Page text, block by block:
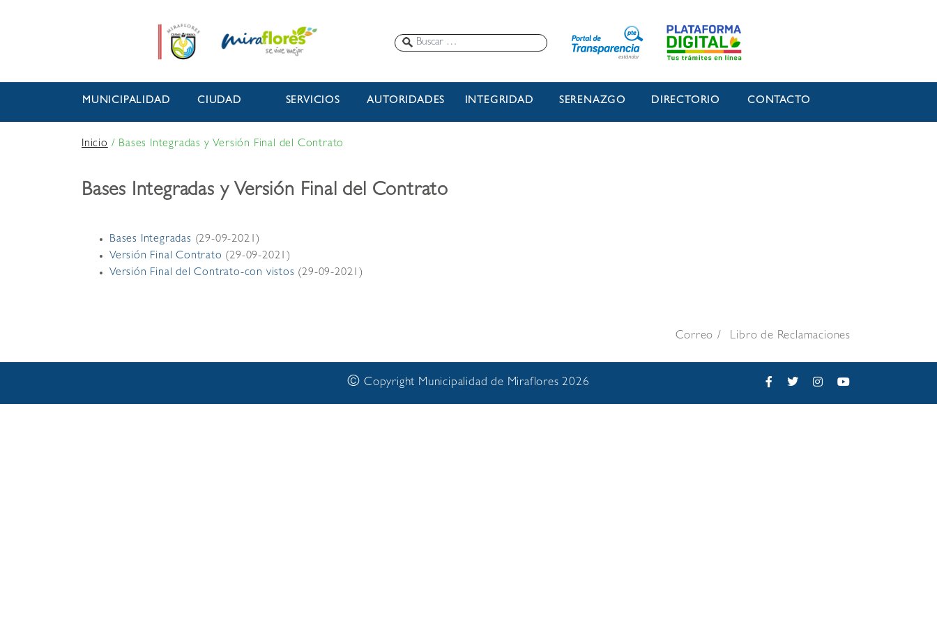
MUNICIPALIDAD CIUDAD SERVICIOS AUTORIDADES INTEGRIDAD SERENAZGO DIRECTORIO CONTACTO
Inicio/ Bases Integradas y Versión Final del Contrato
Bases Integradas y Versión Final del Contrato
Bases Integradas (29-09-2021)
Versión Final Contrato (29-09-2021)
Versión Final del Contrato-con vistos (29-09-2021)
Correo Libro de Reclamaciones
© Copyright Municipalidad de Miraflores 2026